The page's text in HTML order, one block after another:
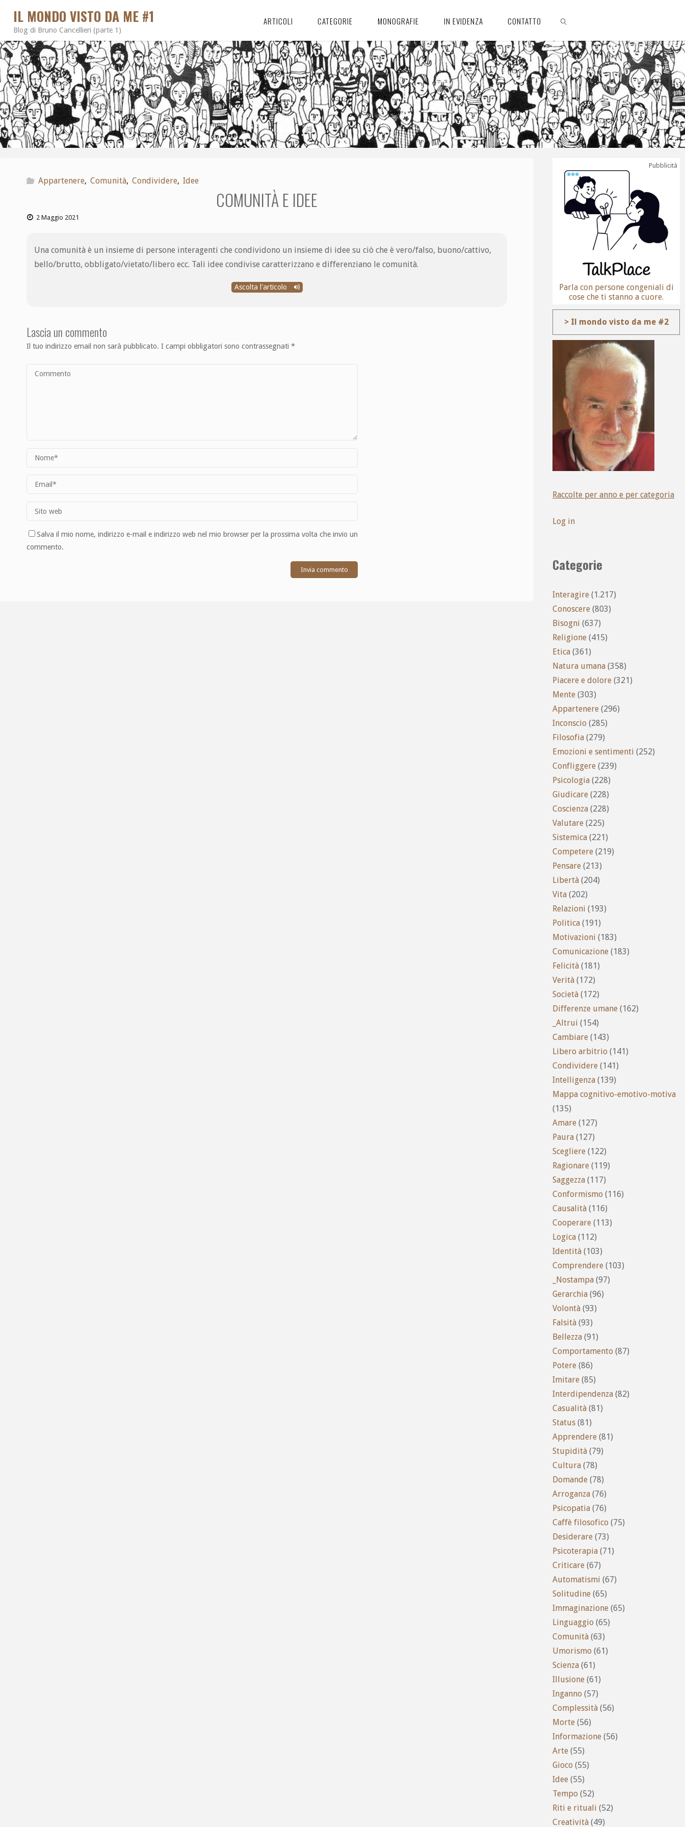
IL MONDO VISTO DA ME #1
Blog di Bruno Cancellieri (parte 1)
ARTICOLI CATEGORIE MONOGRAFIE IN EVIDENZA CONTATTO
CERCA
Appartenere, Comunità, Condividere, Idee
COMUNITÀ E IDEE
2 Maggio 2021
Una comunità è un insieme di persone interagenti che condividono un insieme di idee su ciò che è vero/falso, buono/cattivo,
bello/brutto, obbligato/vietato/libero ecc. Tali idee condivise caratterizzano e differenziano le comunità.
Ascolta l'articolo
Lascia un commento
Il tuo indirizzo email non sarà pubblicato. I campi obbligatori sono contrassegnati*
Salva il mio nome, indirizzo e-mail e indirizzo web nel mio browser per la prossima volta che invio un
commento.
Pubblicità
Parla con persone congeniali di
cose che ti stanno a cuore.
> Il mondo visto da me #2
Raccolte per anno e per categoria
Log in
Categorie
Interagire (1.217)
Conoscere (803)
Bisogni (637)
Religione (415)
Etica (361)
Natura umana (358)
Piacere e dolore (321)
Mente (303)
Appartenere (296)
Inconscio (285)
Filosofia (279)
Emozioni e sentimenti (252)
Confliggere (239)
Psicologia (228)
Giudicare (228)
Coscienza (228)
Valutare (225)
Sistemica (221)
Competere (219)
Pensare (213)
Libertà (204)
Vita (202)
Relazioni (193)
Politica (191)
Motivazioni (183)
Comunicazione (183)
Felicità (181)
Verità (172)
Società (172)
Differenze umane (162)
_Altrui (154)
Cambiare (143)
Libero arbitrio (141)
Condividere (141)
Intelligenza (139)
Mappa cognitivo-emotivo-motiva
(135)
Amare (127)
Paura (127)
Scegliere (122)
Ragionare (119)
Saggezza (117)
Conformismo (116)
Causalità (116)
Cooperare (113)
Logica (112)
Identità (103)
Comprendere (103)
_Nostampa (97)
Gerarchia (96)
Volontà (93)
Falsità (93)
Bellezza (91)
Comportamento (87)
Potere (86)
Imitare (85)
Interdipendenza (82)
Casualità (81)
Status (81)
Apprendere (81)
Stupidità (79)
Cultura (78)
Domande (78)
Arroganza (76)
Psicopatia (76)
Caffè filosofico (75)
Desiderare (73)
Psicoterapia (71)
Criticare (67)
Automatismi (67)
Solitudine (65)
Immaginazione (65)
Linguaggio (65)
Comunità (63)
Umorismo (61)
Scienza (61)
Illusione (61)
Inganno (57)
Complessità (56)
Morte (56)
Informazione (56)
Arte (55)
Gioco (55)
Idee (55)
Tempo (52)
Riti e rituali (52)
Creatività (49)